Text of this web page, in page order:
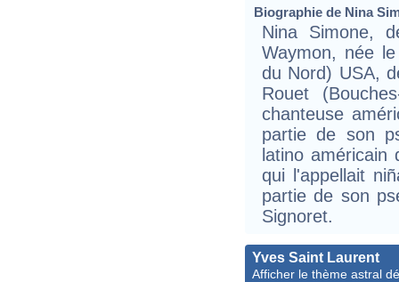
Biographie de Nina
Nina Simone,
Waymon, née
du Nord) USA,
Rouet
chanteuse
partie de son
latino américain
qui l'appellait
partie de son
Signoret.
Yves Saint Laurent
Afficher le thème astral